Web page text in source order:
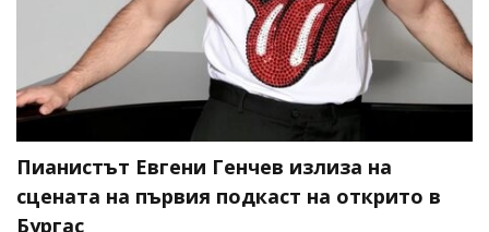
Пианистът Евгени Генчев излиза на
сцената на първия подкаст на открито в
Бургас